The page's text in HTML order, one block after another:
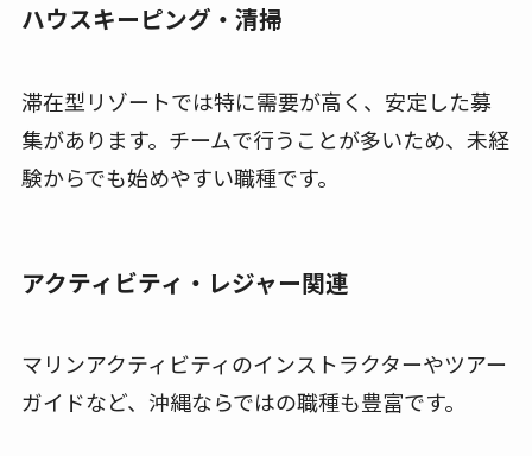
ハウスキーピング・清掃
滞在型リゾートでは特に需要が高く、安定した募
集があります。チームで行うことが多いため、未経
験からでも始めやすい職種です。
アクティビティ・レジャー関連
マリンアクティビティのインストラクターやツアー
ガイドなど、沖縄ならではの職種も豊富です。